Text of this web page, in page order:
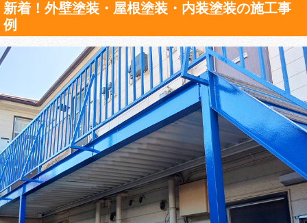
新着！外壁塗装・屋根塗装・内装塗装の施工事
例